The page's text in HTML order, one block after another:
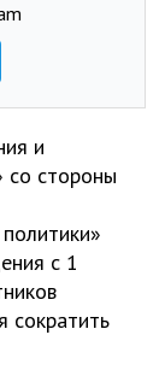
и
со стороны
с 1
сократить